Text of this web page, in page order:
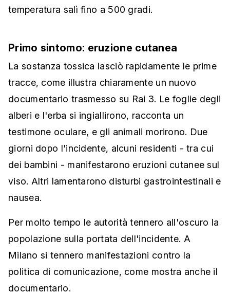
temperatura salì fino a 500 gradi.
Primo sintomo: eruzione cutanea
La sostanza tossica lasciò rapidamente le prime
tracce, come illustra chiaramente un nuovo
documentario trasmesso su Rai 3. Le foglie degli
alberi e l'erba si ingiallirono, racconta un
testimone oculare, e gli animali morirono. Due
giorni dopo l'incidente, alcuni residenti - tra cui
dei bambini - manifestarono eruzioni cutanee sul
viso. Altri lamentarono disturbi gastrointestinali e
nausea.
Per molto tempo le autorità tennero all'oscuro la
popolazione sulla portata dell'incidente. A
Milano si tennero manifestazioni contro la
politica di comunicazione, come mostra anche il
documentario.